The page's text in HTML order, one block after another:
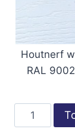
Houtnerf
RAL 9002
Lekdorpel